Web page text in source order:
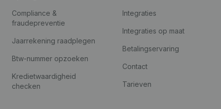
Compliance &
fraudepreventie
Jaarrekening raadplegen
Btw-nummer opzoeken
Kredietwaardigheid
checken
Integraties
Integraties op maat
Betalingservaring
Contact
Tarieven